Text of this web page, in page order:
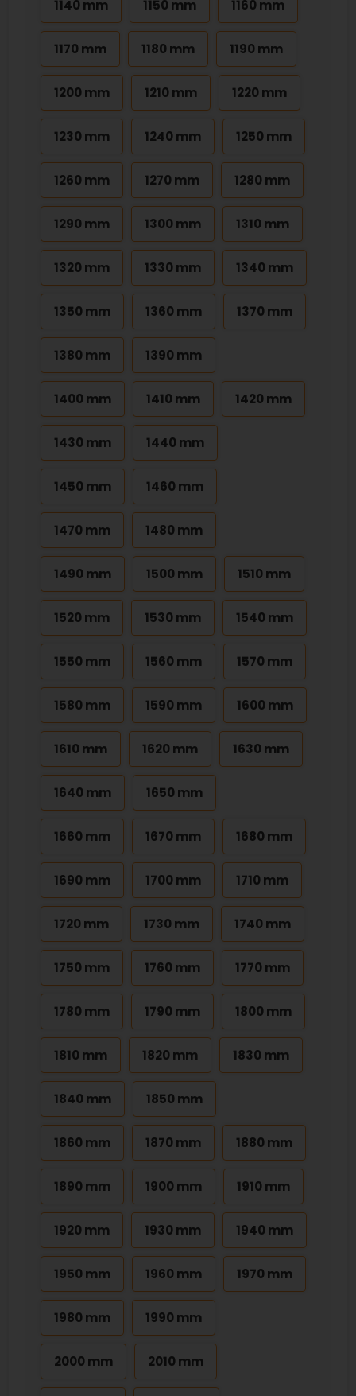
1140 mm 1150 mm 1160 mm
1170 mm 1180 mm 1190 mm
1200 mm 1210 mm 1220 mm
1230 mm 1240 mm 1250 mm
1260 mm 1270 mm 1280 mm
1290 mm 1300 mm 1310 mm
1320 mm 1330 mm 1340 mm
1350 mm 1360 mm 1370 mm
1380 mm 1390 mm
1400 mm 1410 mm 1420 mm
1430 mm 1440 mm
1450 mm 1460 mm
1470 mm 1480 mm
1490 mm 1500 mm 1510 mm
1520 mm 1530 mm 1540 mm
1550 mm 1560 mm 1570 mm
1580 mm 1590 mm 1600 mm
1610 mm 1620 mm 1630 mm
1640 mm 1650 mm
1660 mm 1670 mm 1680 mm
1690 mm 1700 mm 1710 mm
1720 mm 1730 mm 1740 mm
1750 mm 1760 mm 1770 mm
1780 mm 1790 mm 1800 mm
1810 mm 1820 mm 1830 mm
1840 mm 1850 mm
1860 mm 1870 mm 1880 mm
1890 mm 1900 mm 1910 mm
1920 mm 1930 mm 1940 mm
1950 mm 1960 mm 1970 mm
1980 mm 1990 mm
2000 mm 2010 mm